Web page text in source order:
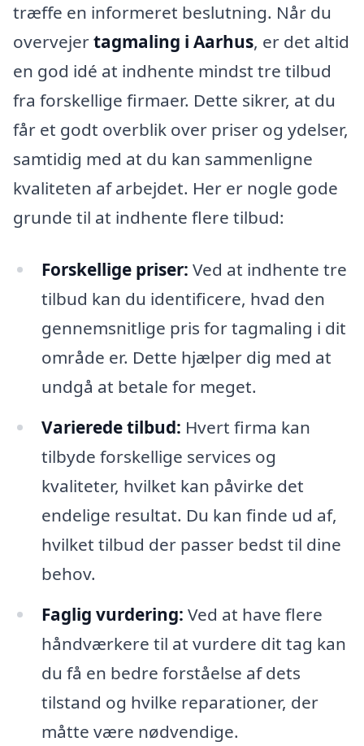
træffe en informeret beslutning. Når du
overvejertagmaling i Aarhus, er det altid
en god idé at indhente mindst tre tilbud
fra forskellige firmaer. Dette sikrer, at du
får et godt overblik over priser og ydelser,
samtidig med at du kan sammenligne
kvaliteten af arbejdet. Her er nogle gode
grunde til at indhente flere tilbud:
Forskellige priser: Ved at indhente tre
tilbud kan du identificere, hvad den
gennemsnitlige pris for tagmaling i dit
område er. Dette hjælper dig med at
undgå at betale for meget.
Varierede tilbud: Hvert firma kan
tilbyde forskellige services og
kvaliteter, hvilket kan påvirke det
endelige resultat. Du kan finde ud af,
hvilket tilbud der passer bedst til dine
behov.
Faglig vurdering: Ved at have flere
håndværkere til at vurdere dit tag kan
du få en bedre forståelse af dets
tilstand og hvilke reparationer, der
måtte være nødvendige.